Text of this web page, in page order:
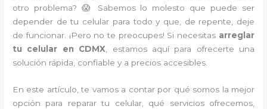
otro problema? 😱 Sabemos lo molesto que puede ser
depender de tu celular para todo y que, de repente, deje
de funcionar. ¡Pero no te preocupes! Si necesitas arreglar
tu celular en CDMX, estamos aquí para ofrecerte una
solución rápida, confiable y a precios accesibles.
En este artículo, te vamos a contar por qué somos la mejor
opción para reparar tu celular, qué servicios ofrecemos,